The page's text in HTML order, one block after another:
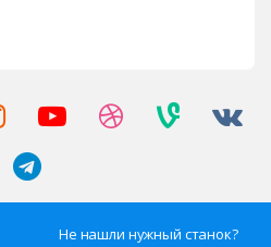
Не нашли нужный станок?